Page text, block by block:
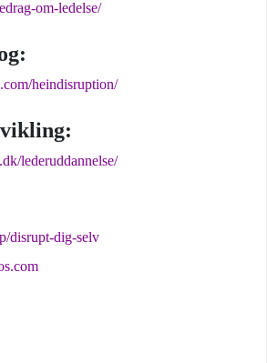
om-ledelse/
heindisruption/
lederuddannelse/
disrupt-dig-selv